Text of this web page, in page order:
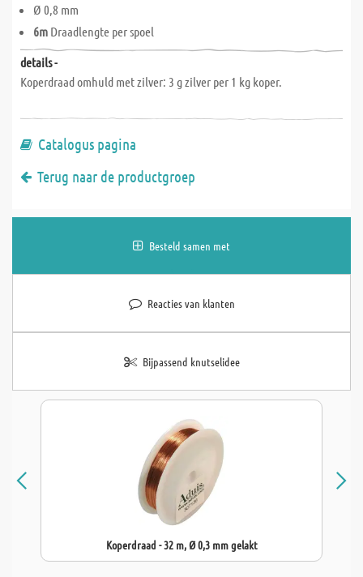
Ø 0,8 mm
6m Draadlengte per spoel
details -
Koperdraad omhuld met zilver: 3 g zilver per 1 kg koper.
Catalogus pagina
Terug naar de productgroep
Besteld samen met
Reacties van klanten
Bijpassend knutselidee
Koperdraad - 32 m, Ø 0,3 mm gelakt